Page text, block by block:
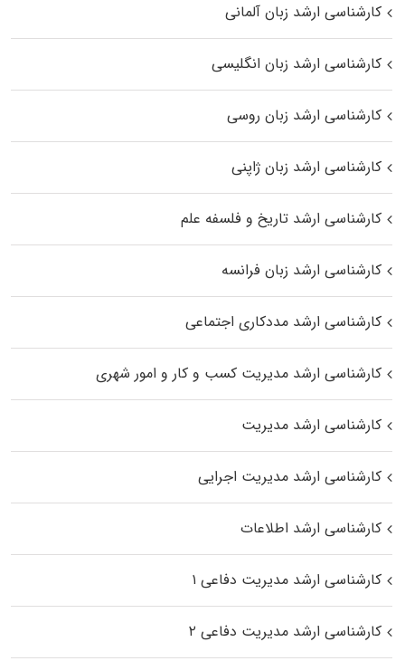
کارشناسی ارشد زبان آلمانی
کارشناسی ارشد زبان انگلیسی
کارشناسی ارشد زبان روسی
کارشناسی ارشد زبان ژاپنی
کارشناسی ارشد تاریخ و فلسفه علم
کارشناسی ارشد زبان فرانسه
کارشناسی ارشد مددکاری اجتماعی
کارشناسی ارشد مدیریت کسب و کار و امور شهری
کارشناسی ارشد مدیریت
کارشناسی ارشد مدیریت اجرایی
کارشناسی ارشد اطلاعات
کارشناسی ارشد مدیریت دفاعی ۱
کارشناسی ارشد مدیریت دفاعی ۲